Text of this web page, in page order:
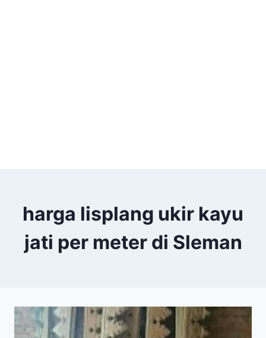
harga lisplang ukir kayu
jati per meter di Sleman